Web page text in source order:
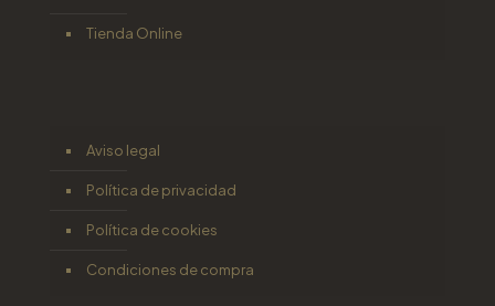
Tienda Online
Aviso legal
Política de privacidad
Política de cookies
Condiciones de compra